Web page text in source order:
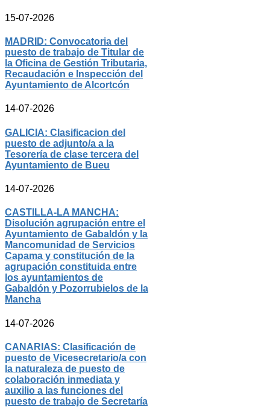
15-07-2026
MADRID: Convocatoria del
puesto de trabajo de Titular de
la Oficina de Gestión Tributaria,
Recaudación e Inspección del
Ayuntamiento de Alcortcón
14-07-2026
GALICIA: Clasificacion del
puesto de adjunto/a a la
Tesorería de clase tercera del
Ayuntamiento de Bueu
14-07-2026
CASTILLA-LA MANCHA:
Disolución agrupación entre el
Ayuntamiento de Gabaldón y la
Mancomunidad de Servicios
Capama y constitución de la
agrupación constituida entre
los ayuntamientos de
Gabaldón y Pozorrubielos de la
Mancha
14-07-2026
CANARIAS: Clasificación de
puesto de Vicesecretario/a con
la naturaleza de puesto de
colaboración inmediata y
auxilio a las funciones del
puesto de trabajo de Secretaría